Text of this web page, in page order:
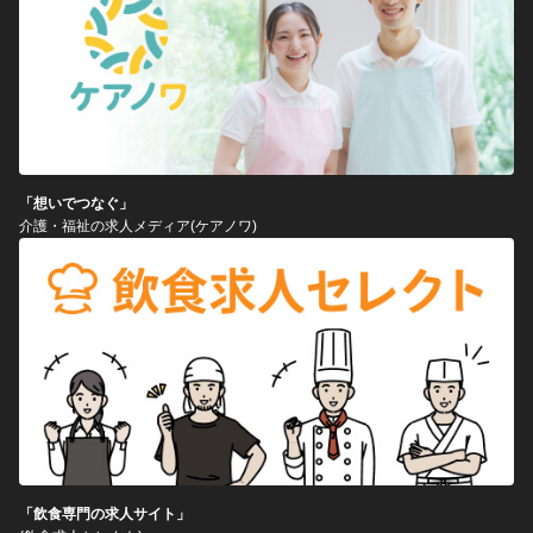
「想いでつなぐ」
介護・福祉の求人メディア(ケアノワ)
「飲食専門の求人サイト」